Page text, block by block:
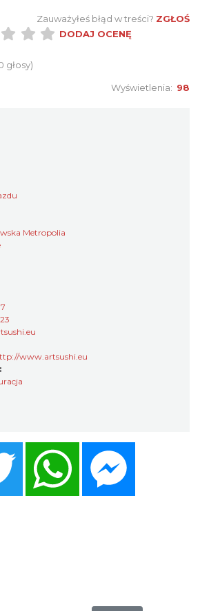
Zauważyłeś błąd w treści? ZGŁOŚ
DODAJ OCENĘ
głosy)
Wyświetlenia: 98
Metropolia
www.artsushi.eu
Twitter WhatsApp